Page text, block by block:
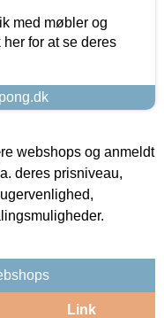
med møbler og
for at se deres
webshops og anmeldt
deres prisniveau,
Link